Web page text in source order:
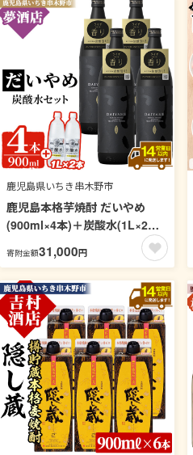
鹿児島県いちき串木野市
鹿児島本格芋焼酎 だいやめ
(900ml×4本)＋炭酸水(1L×2本)
セット！ DAIYAME 鹿児島 鹿
児島特産 酒 お酒 アルコール 焼
酎 お湯割り 水割り 炭酸割り 強
炭酸水 ロック 晩酌 常温 【夢酒
店】【99-026-27】
寄附金額31,000円